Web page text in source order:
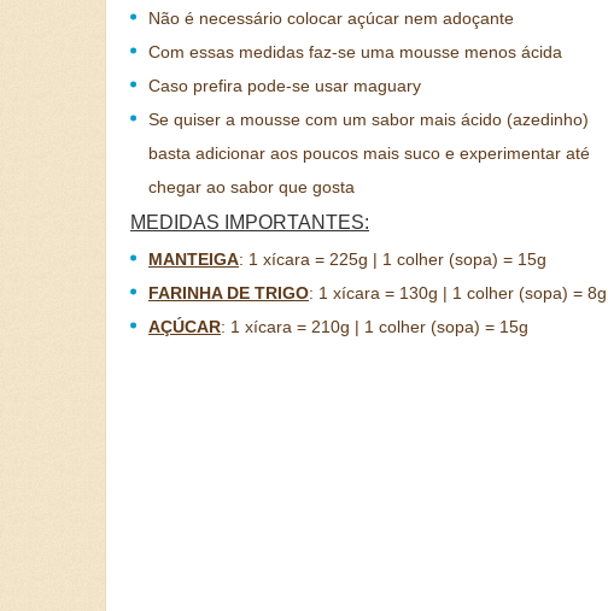
Não é necessário colocar açúcar nem adoçante
Com essas medidas faz-se uma mousse menos ácida
Caso prefira pode-se usar maguary
Se quiser a mousse com um sabor mais ácido (azedinho)
basta adicionar aos poucos mais suco e experimentar até
chegar ao sabor que gosta
MEDIDAS IMPORTANTES:
MANTEIGA: 1 xícara = 225g | 1 colher (sopa) = 15g
FARINHA DE TRIGO: 1 xícara = 130g | 1 colher (sopa) = 8g
AÇÚCAR: 1 xícara = 210g | 1 colher (sopa) = 15g